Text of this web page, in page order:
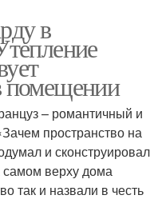
в
помещении
– романтичный и
пространство на
и сконструировал
верху дома
так и назвали в честь